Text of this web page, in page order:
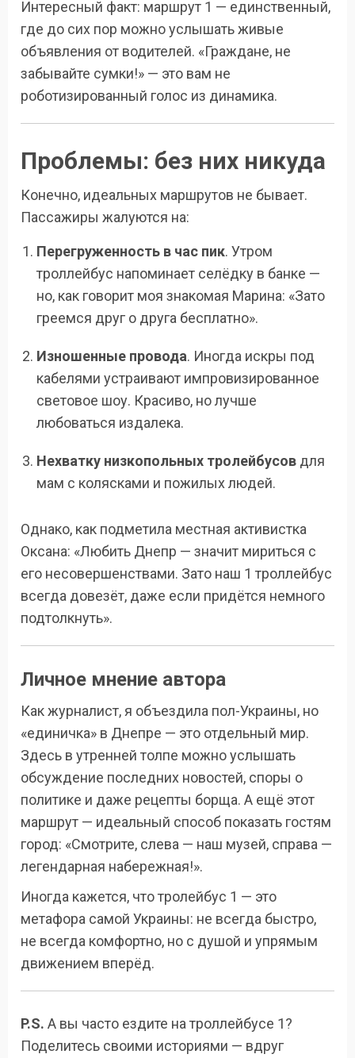
Интересный факт: маршрут 1 — единственный,
где до сих пор можно услышать живые
объявления от водителей. «Граждане, не
забывайте сумки!» — это вам не
роботизированный голос из динамика.
Проблемы: без них никуда
Конечно, идеальных маршрутов не бывает.
Пассажиры жалуются на:
Перегруженность в час пик. Утром
троллейбус напоминает селёдку в банке —
но, как говорит моя знакомая Марина: «Зато
греемся друг о друга бесплатно».
Изношенные провода. Иногда искры под
кабелями устраивают импровизированное
световое шоу. Красиво, но лучше
любоваться издалека.
Нехватку низкопольных тролейбусов для
мам с колясками и пожилых людей.
Однако, как подметила местная активистка
Оксана: «Любить Днепр — значит мириться с
его несовершенствами. Зато наш 1 троллейбус
всегда довезёт, даже если придётся немного
подтолкнуть».
Личное мнение автора
Как журналист, я объездила пол-Украины, но
«единичка» в Днепре — это отдельный мир.
Здесь в утренней толпе можно услышать
обсуждение последних новостей, споры о
политике и даже рецепты борща. А ещё этот
маршрут — идеальный способ показать гостям
город: «Смотрите, слева — наш музей, справа —
легендарная набережная!».
Иногда кажется, что тролейбус 1 — это
метафора самой Украины: не всегда быстро,
не всегда комфортно, но с душой и упрямым
движением вперёд.
P.S. А вы часто ездите на троллейбусе 1?
Поделитесь своими историями — вдруг